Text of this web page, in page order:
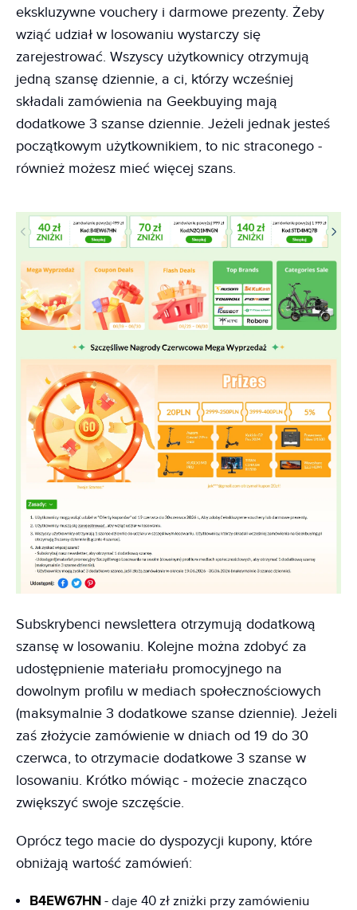
ekskluzywne vouchery i darmowe prezenty. Żeby
wziąć udział w losowaniu wystarczy się
zarejestrować. Wszyscy użytkownicy otrzymują
jedną szansę dziennie, a ci, którzy wcześniej
składali zamówienia na Geekbuying mają
dodatkowe 3 szanse dziennie. Jeżeli jednak jesteś
początkowym użytkownikiem, to nic straconego -
również możesz mieć więcej szans.
Subskrybenci newslettera otrzymują dodatkową
szansę w losowaniu. Kolejne można zdobyć za
udostępnienie materiału promocyjnego na
dowolnym profilu w mediach społecznościowych
(maksymalnie 3 dodatkowe szanse dziennie). Jeżeli
zaś złożycie zamówienie w dniach od 19 do 30
czerwca, to otrzymacie dodatkowe 3 szanse w
losowaniu. Krótko mówiąc - możecie znacząco
zwiększyć swoje szczęście.
Oprócz tego macie do dyspozycji kupony, które
obniżają wartość zamówień:
B4EW67HN - daje 40 zł zniżki przy zamówieniu